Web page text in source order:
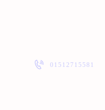
01512715581